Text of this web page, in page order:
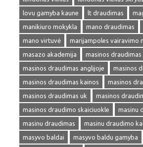
lovu gamyba kaune
lt draudimas
manikiuro mokykla
mano draudimas
mano virtuvė
marijampoles vairavimo
masazo akademija
masinos draudimas
masinos draudimas anglijoje
masinos
masinos draudimas kainos
masinos
masinos draudimas uk
masinos
masinos draudimo skaiciuokle
masinu
masinu draudimas
masinu draudimo
masyvo baldai
masyvo baldu gamyba